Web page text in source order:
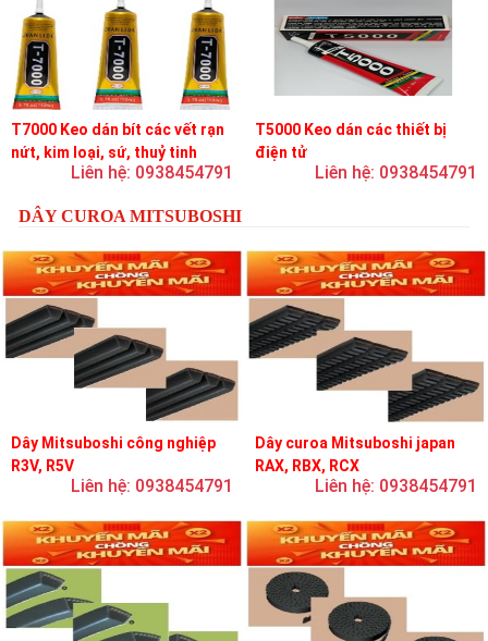
T7000 Keo dán bít các vết rạn
nứt, kim loại, sứ, thuỷ tinh
Liên hệ: 0938454791
T5000 Keo dán các thiết bị
điện tử
Liên hệ: 0938454791
DÂY CUROA MITSUBOSHI
Dây Mitsuboshi công nghiệp
R3V, R5V
Liên hệ: 0938454791
Dây curoa Mitsuboshi japan
RAX, RBX, RCX
Liên hệ: 0938454791